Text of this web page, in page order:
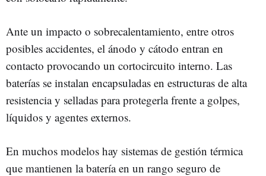
Ante un impacto o sobrecalentamiento, entre otros
posibles accidentes, el ánodo y cátodo entran en
contacto provocando un cortocircuito interno. Las
baterías se instalan encapsuladas en estructuras de alta
resistencia y selladas para protegerla frente a golpes,
líquidos y agentes externos.
En muchos modelos hay sistemas de gestión térmica
que mantienen la batería en un rango seguro de